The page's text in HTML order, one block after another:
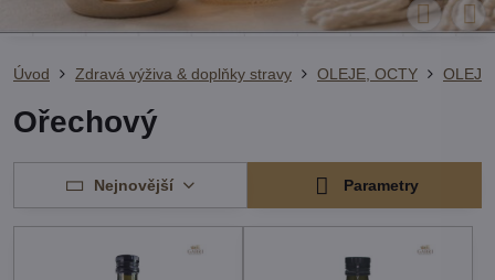
Úvod Zdravá výživa & doplňky stravy OLEJE, OCTY OLEJE
Ořechový
Nejnovější Parametry